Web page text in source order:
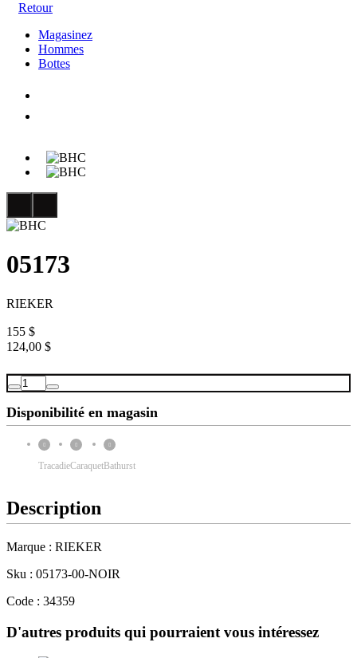
Retour
Magasinez
Hommes
Bottes
05173
RIEKER
124,00 $
155 $
Disponibilité en magasin
TracadieCaraquetBathurst
Description
Marque : RIEKER
Sku : 05173-00-NOIR
Code : 34359
D'autres produits qui pourraient vous intéressez